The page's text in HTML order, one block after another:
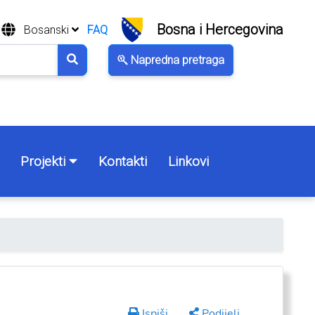
Napredna pretraga
Bosanski FAQ Bosna i Hercegovina
Projekti Kontakti Linkovi